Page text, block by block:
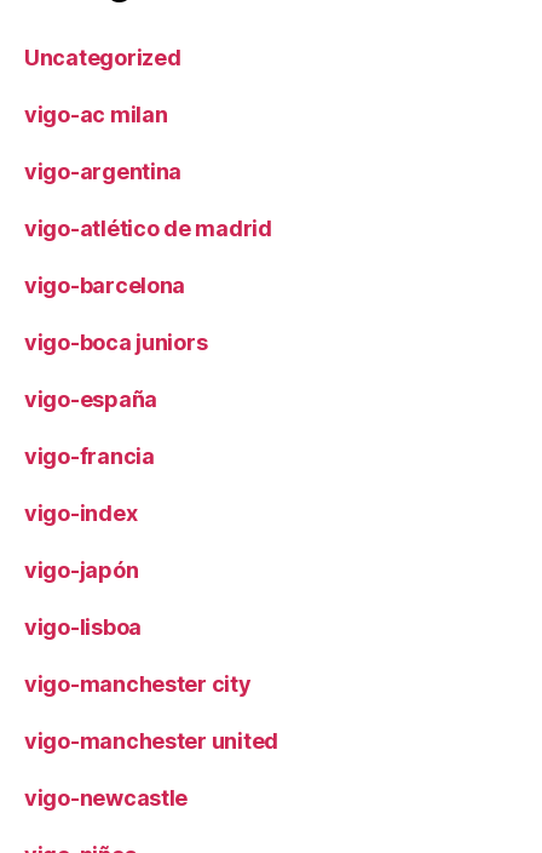
Uncategorized
vigo-ac milan
vigo-argentina
vigo-atlético de madrid
vigo-barcelona
vigo-boca juniors
vigo-españa
vigo-francia
vigo-index
vigo-japón
vigo-lisboa
vigo-manchester city
vigo-manchester united
vigo-newcastle